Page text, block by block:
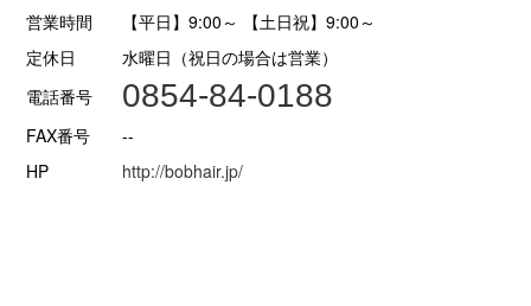
営業時間
【平日】9:00～ 【土日祝】9:00～
定休日
水曜日（祝日の場合は営業）
電話番号
0854-84-0188
FAX番号
--
HP
http://bobhair.jp/